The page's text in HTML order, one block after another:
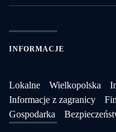
INFORMACJE
Lokalne Wielkopolska
Informacje z zagranicy
Gospodarka